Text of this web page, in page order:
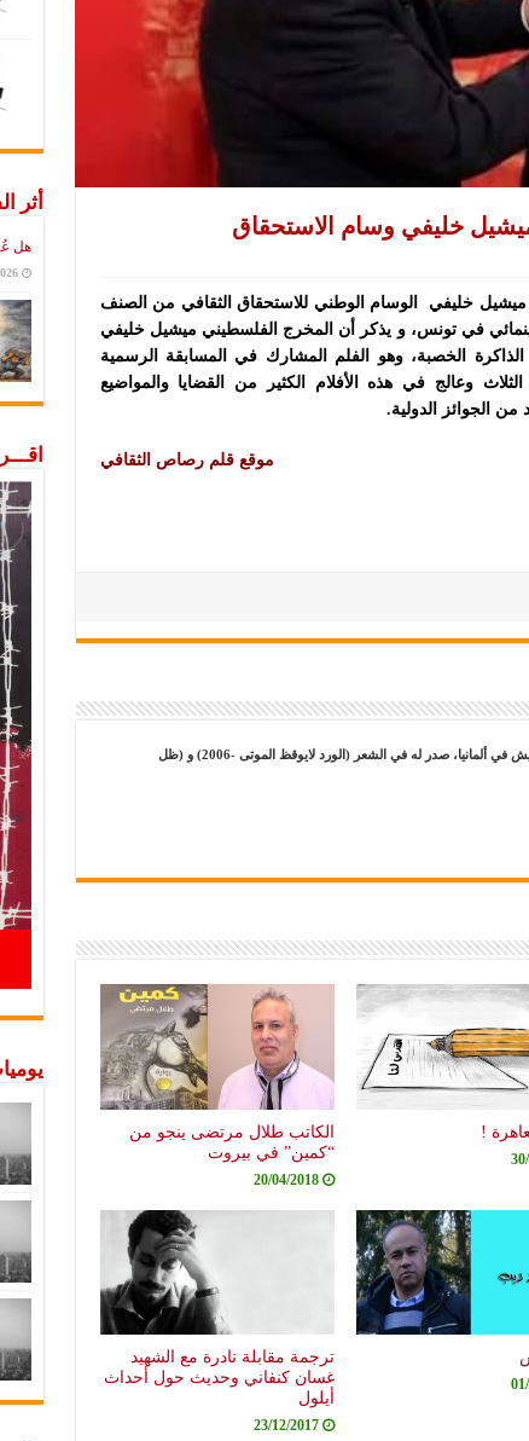
خليفي وسام الاستحقاق
ميشيل خليفي الوسام الوطني للاستحقاق الثقافي من الصنف
في تونس، و يذكر أن المخرج الفلسطيني ميشيل خليفي
الذاكرة الخصبة، وهو الفلم المشارك في المسابقة الرسمية
وعالج في هذه الأفلام الكثير من القضايا والمواضيع
الجوائز الدولية.
موقع قلم رصاص الثقافي
شاعر وصحفي فلسطيني سوري يعيش في ألمانيا، صدر له في الشعر (الورد لايوقظ الموتى -2006) و (ظل
!
الكاتب طلال مرتضى ينجو من
“كمين” في بيروت
20/04/2018
ترجمة مقابلة نادرة مع الشهيد
غسان كنفاني وحديث حول أحداث
أيلول
23/12/2017
أثر
هل